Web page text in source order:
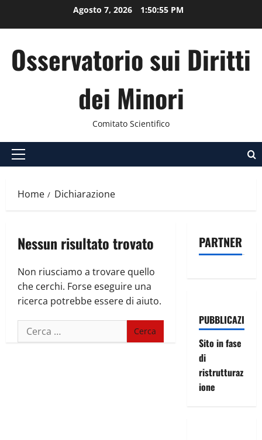
Agosto 7, 2026 1:50:55 PM
Osservatorio sui Diritti
dei Minori
Comitato Scientifico
Menu
Home Dichiarazione
Nessun risultato trovato
Non riusciamo a trovare quello
che cerchi. Forse eseguire una
ricerca potrebbe essere di aiuto.
Ricerca
per:
PARTNER
PUBBLICAZIONI
Sito in fase
di
ristrutturaz
ione